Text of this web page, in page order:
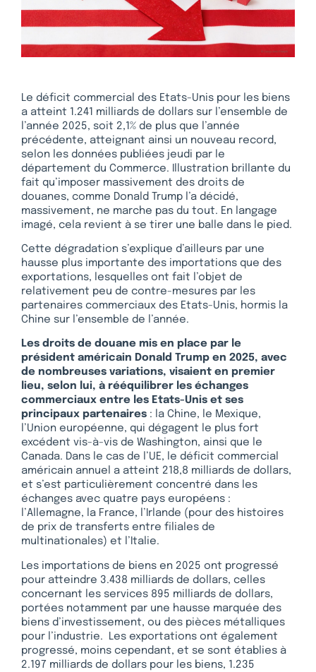
Le déficit commercial des Etats-Unis pour les biens
a atteint 1.241 milliards de dollars sur l’ensemble de
l’année 2025, soit 2,1% de plus que l’année
précédente, atteignant ainsi un nouveau record,
selon les données publiées jeudi par le
département du Commerce. Illustration brillante du
fait qu’imposer massivement des droits de
douanes, comme Donald Trump l’a décidé,
massivement, ne marche pas du tout. En langage
imagé, cela revient à se tirer une balle dans le pied.
Cette dégradation s’explique d’ailleurs par une
hausse plus importante des importations que des
exportations, lesquelles ont fait l’objet de
relativement peu de contre-mesures par les
partenaires commerciaux des Etats-Unis, hormis la
Chine sur l’ensemble de l’année.
Les droits de douane mis en place par le
président américain Donald Trump en 2025, avec
de nombreuses variations, visaient en premier
lieu, selon lui, à rééquilibrer les échanges
commerciaux entre les Etats-Unis et ses
principaux partenaires : la Chine, le Mexique,
l’Union européenne, qui dégagent le plus fort
excédent vis-à-vis de Washington, ainsi que le
Canada. Dans le cas de l’UE, le déficit commercial
américain annuel a atteint 218,8 milliards de dollars,
et s’est particulièrement concentré dans les
échanges avec quatre pays européens :
l’Allemagne, la France, l’Irlande (pour des histoires
de prix de transferts entre filiales de
multinationales) et l’Italie.
Les importations de biens en 2025 ont progressé
pour atteindre 3.438 milliards de dollars, celles
concernant les services 895 milliards de dollars,
portées notamment par une hausse marquée des
biens d’investissement, ou des pièces métalliques
pour l’industrie. Les exportations ont également
progressé, moins cependant, et se sont établies à
2.197 milliards de dollars pour les biens, 1.235